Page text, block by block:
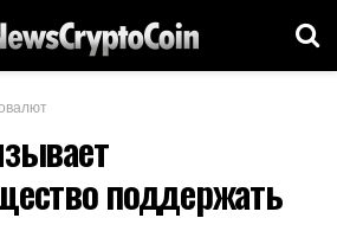
поддержать